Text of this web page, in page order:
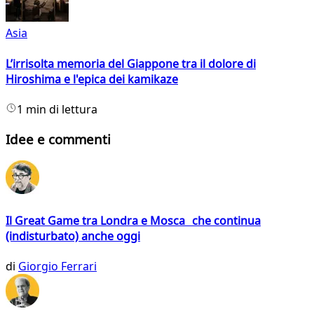
Asia
L’irrisolta memoria del Giappone tra il dolore di
Hiroshima e l'epica dei kamikaze
1 min di lettura
Idee e commenti
Il Great Game tra Londra e Mosca che continua
(indisturbato) anche oggi
di Giorgio Ferrari